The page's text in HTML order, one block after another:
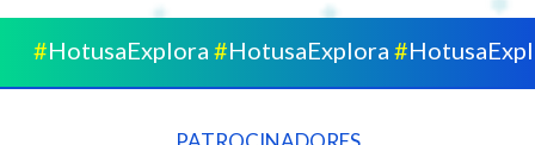
#HotusaExplora#HotusaExplora#